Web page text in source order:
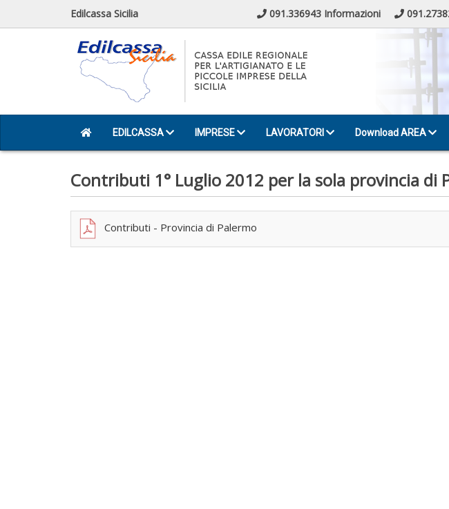
Edilcassa Sicilia 091.336943 Informazioni
EDILCASSA IMPRESE LAVORATORI Download AREA
Contributi 1° Luglio 2012 per la sola provincia di
Contributi - Provincia di Palermo